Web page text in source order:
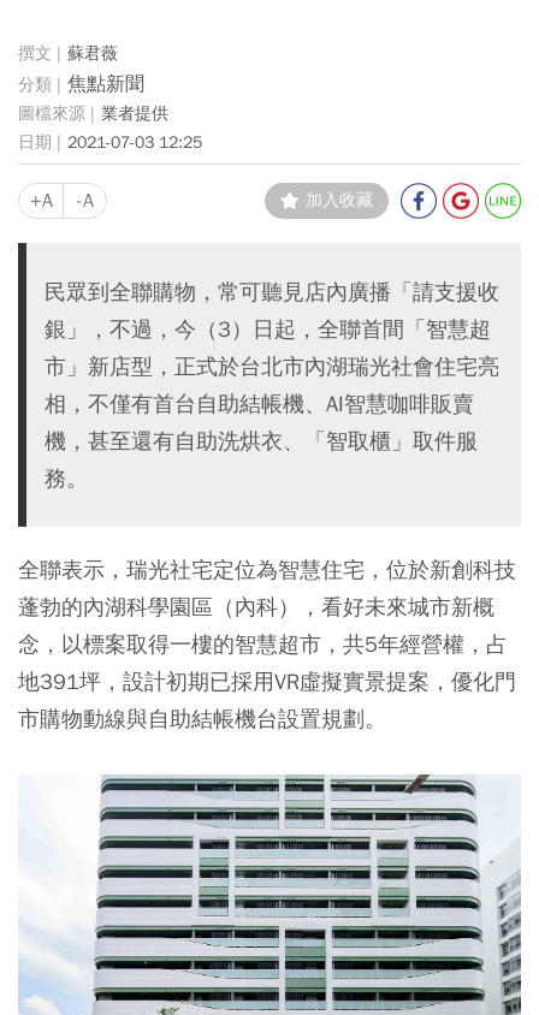
蘇君薇
焦點新聞
業者提供
2021-07-03 12:25
+A -A 加入收藏
民眾到全聯購物，常可聽見店內廣播「請支援收
銀」，不過，今（3）日起，全聯首間「智慧超
市」新店型，正式於台北市內湖瑞光社會住宅亮
相，不僅有首台自助結帳機、AI智慧咖啡販賣
機，甚至還有自助洗烘衣、「智取櫃」取件服
務。
全聯表示，瑞光社宅定位為智慧住宅，位於新創科技
蓬勃的內湖科學園區（內科），看好未來城市新概
念，以標案取得一樓的智慧超市，共5年經營權，占
地391坪，設計初期已採用VR虛擬實景提案，優化門
市購物動線與自助結帳機台設置規劃。